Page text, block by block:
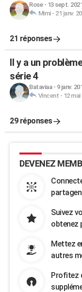
Rose- 13 sept.
Mimi- 21 janv.
21 réponses
Il y a un
série 4
Bataviaa- 9 janv.
Vincent - 12 mai
29 réponses
DEVENEZ
Suivez
obtenez
Mettez
autres
Profitez